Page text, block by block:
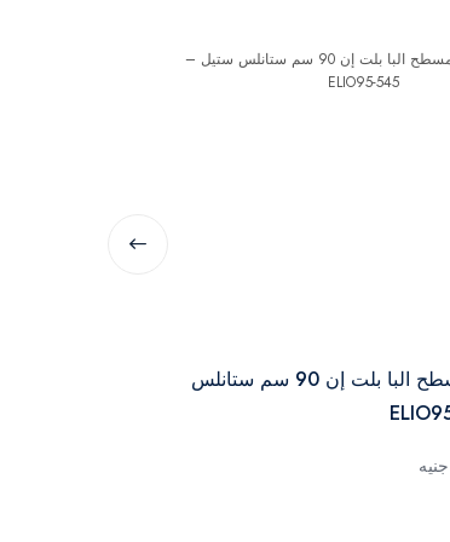
بوتاجاز غاز مسطح البا بلت إن 90 سم ستانلس
جنيه